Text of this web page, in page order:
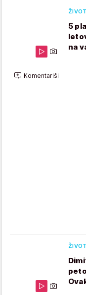
5
na
Komentariši